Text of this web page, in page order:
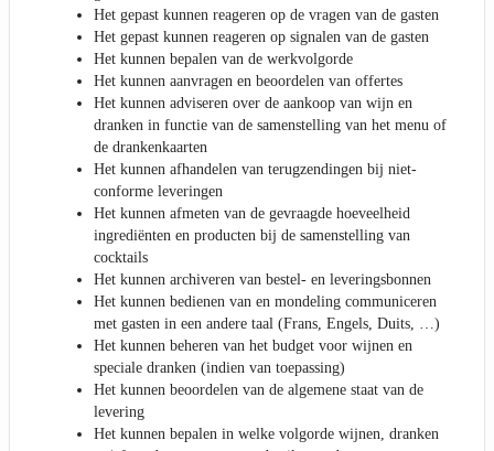
Het gepast kunnen reageren op de vragen van de gasten
Het gepast kunnen reageren op signalen van de gasten
Het kunnen bepalen van de werkvolgorde
Het kunnen aanvragen en beoordelen van offertes
Het kunnen adviseren over de aankoop van wijn en
dranken in functie van de samenstelling van het menu of
de drankenkaarten
Het kunnen afhandelen van terugzendingen bij niet-
conforme leveringen
Het kunnen afmeten van de gevraagde hoeveelheid
ingrediënten en producten bij de samenstelling van
cocktails
Het kunnen archiveren van bestel- en leveringsbonnen
Het kunnen bedienen van en mondeling communiceren
met gasten in een andere taal (Frans, Engels, Duits, …)
Het kunnen beheren van het budget voor wijnen en
speciale dranken (indien van toepassing)
Het kunnen beoordelen van de algemene staat van de
levering
Het kunnen bepalen in welke volgorde wijnen, dranken